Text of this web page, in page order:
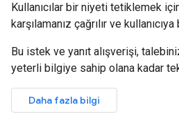
Kullanıcılar bir niyeti tetiklemek
karşılamanız çağrılır ve
Bu istek ve yanıt alışverişi,
yeterli bilgiye sahip olana kadar
Daha fazla bilgi